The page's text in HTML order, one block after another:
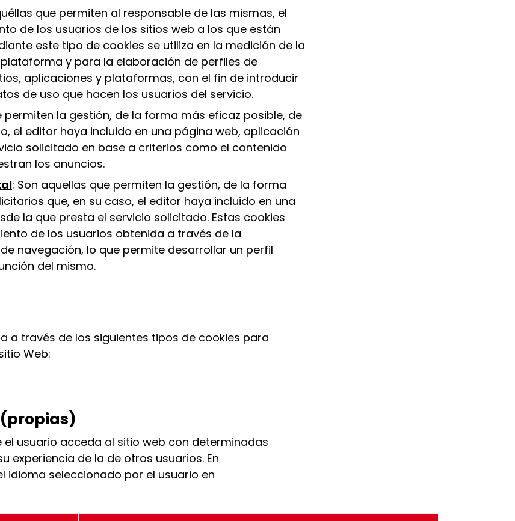
que permiten al responsable de las mismas, el
de los usuarios de los sitios web a los que están
este tipo de cookies se utiliza en la medición de la
y para la elaboración de perfiles de
aplicaciones y plataformas, con el fin de introducir
de uso que hacen los usuarios del servicio.
permiten la gestión, de la forma más eficaz posible, de
el editor haya incluido en una página web, aplicación
solicitado en base a criterios como el contenido
los anuncios.
: Son aquellas que permiten la gestión, de la forma
que, en su caso, el editor haya incluido en una
la que presta el servicio solicitado. Estas cookies
de los usuarios obtenida a través de la
navegación, lo que permite desarrollar un perfil
del mismo.
a través de los siguientes tipos de cookies para
Web:
usuario acceda al sitio web con determinadas
experiencia de la de otros usuarios. En
idioma seleccionado por el usuario en